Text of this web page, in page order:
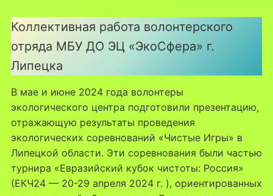
Коллективная работа волонтерского
отряда МБУ ДО ЭЦ «ЭкоСфера» г.
Липецка
В мае и июне 2024 года волонтеры
экологического центра подготовили презентацию,
отражающую результаты проведения
экологических соревнований «Чистые Игры» в
Липецкой области. Эти соревнования были частью
турнира «Евразийский кубок чистоты: Россия»
(ЕКЧ24 — 20-29 апреля 2024 г. ), ориентированных